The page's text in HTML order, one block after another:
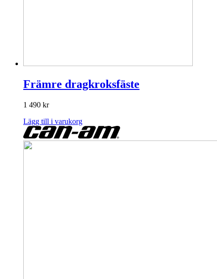
Främre dragkroksfäste
1 490 kr
Lägg till i varukorg